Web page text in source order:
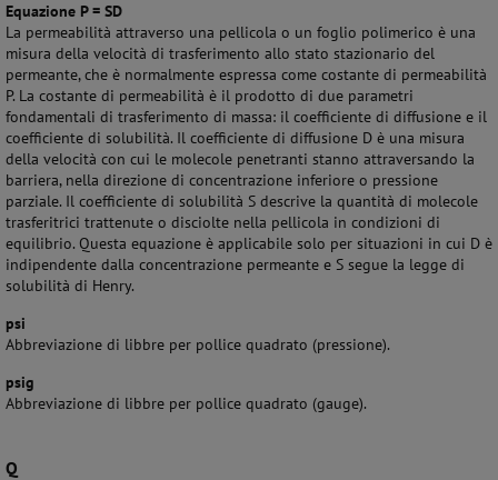
Equazione P = SD
La permeabilità attraverso una pellicola o un foglio polimerico è una
misura della velocità di trasferimento allo stato stazionario del
permeante, che è normalmente espressa come costante di permeabilità
P. La costante di permeabilità è il prodotto di due parametri
fondamentali di trasferimento di massa: il coefficiente di diffusione e il
coefficiente di solubilità. Il coefficiente di diffusione D è una misura
della velocità con cui le molecole penetranti stanno attraversando la
barriera, nella direzione di concentrazione inferiore o pressione
parziale. Il coefficiente di solubilità S descrive la quantità di molecole
trasferitrici trattenute o disciolte nella pellicola in condizioni di
equilibrio. Questa equazione è applicabile solo per situazioni in cui D è
indipendente dalla concentrazione permeante e S segue la legge di
solubilità di Henry.
psi
Abbreviazione di libbre per pollice quadrato (pressione).
psig
Abbreviazione di libbre per pollice quadrato (gauge).
Q